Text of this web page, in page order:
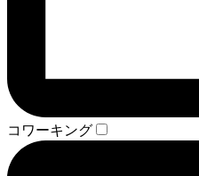
コワーキング